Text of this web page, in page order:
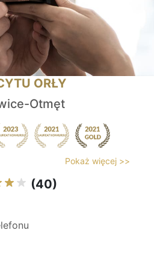
ORŁY
Otmęt
Pokaż więcej >>
(40)